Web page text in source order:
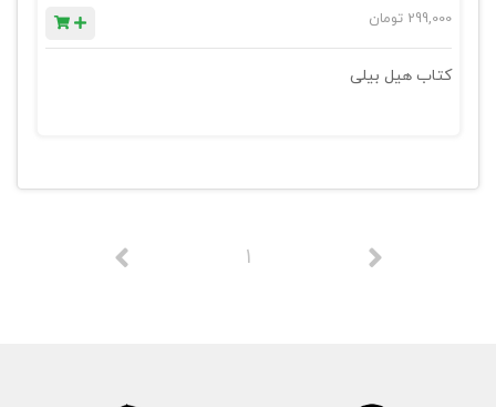
299,000 تومان
کتاب هیل بیلی
1